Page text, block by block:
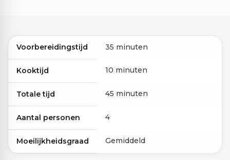
Voorbereidingstijd 35 minuten
Kooktijd 10 minuten
Totale tijd 45 minuten
Aantal personen 4
Moeilijkheidsgraad Gemiddeld